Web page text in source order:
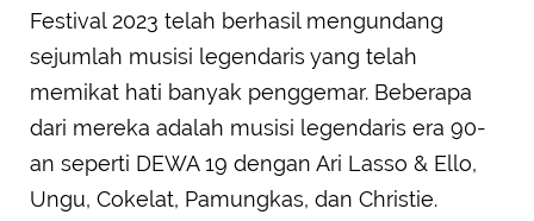
Festival 2023 telah berhasil mengundang
sejumlah musisi legendaris yang telah
memikat hati banyak penggemar. Beberapa
dari mereka adalah musisi legendaris era 90-
an seperti DEWA 19 dengan Ari Lasso & Ello,
Ungu, Cokelat, Pamungkas, dan Christie.